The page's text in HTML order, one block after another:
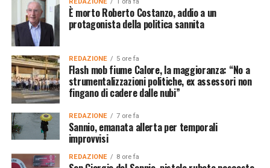
È morto Roberto Costanzo, addio a un
protagonista della politica sannita
REDAZIONE 5 ore fa
Flash mob fiume Calore, la maggioranza: “No a
strumentalizzazioni politiche, ex assessori non
fingano di cadere dalle nubi”
REDAZIONE 7 ore fa
Sannio, emanata allerta per temporali
improvvisi
REDAZIONE 8 ore fa